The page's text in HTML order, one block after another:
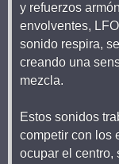
y refuerzos
envolventes,
sonido respira,
creando una
mezcla.
Estos sonidos
competir con los
ocupar el centro,